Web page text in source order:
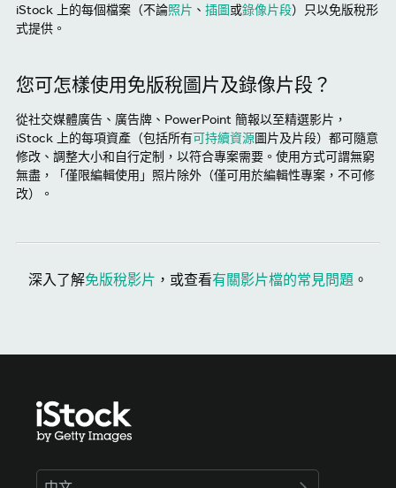
iStock 上的每個檔案（不論照片 、 插圖或錄像片段）只以免版稅形
式提供。
您可怎樣使用免版稅圖片及錄像片段？
從社交媒體廣告、廣告牌、PowerPoint 簡報以至精選影片，
iStock 上的每項資產（包括所有可持續資源圖片及片段）都可隨意
修改、調整大小和自行定制，以符合專案需要。使用方式可謂無窮
無盡，「僅限編輯使用」照片除外（僅可用於編輯性專案，不可修
改）。
深入了解免版稅影片 ，或查看有關影片檔的常見問題 。